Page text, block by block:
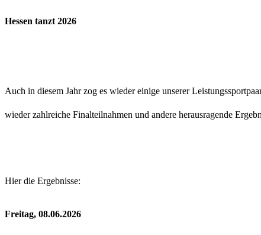
Hessen tanzt 2026
Auch in diesem Jahr zog es wieder einige unserer
wieder zahlreiche Finalteilnahmen und andere herausragende
Hier die Ergebnisse:
Freitag, 08.06.2026